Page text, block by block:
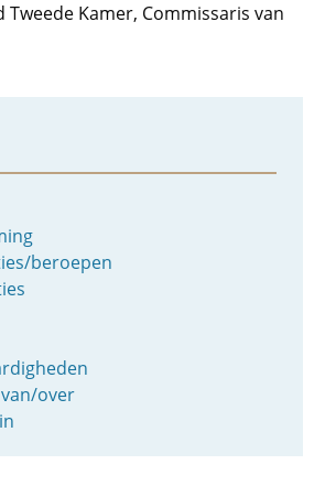
Tweede Kamer, Commissaris van
beroepen
over